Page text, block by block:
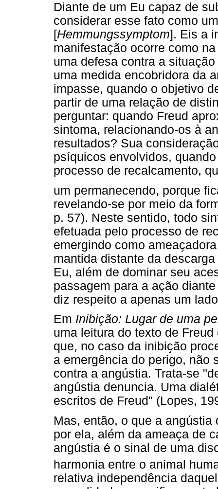
Diante de um Eu capaz de
considerar esse fato como
[Hemmungssymptom]. Eis a
manifestação ocorre como
uma defesa contra a
uma medida encobridora da
impasse, quando o objetivo
partir de uma relação de
perguntar: quando Freud
sintoma, relacionando-os à
resultados? Sua
psíquicos envolvidos,
processo de recalcamento,
um permanecendo, porque
revelando-se por meio da
p. 57). Neste sentido, todo
efetuada pelo processo de
emergindo como
mantida distante da
Eu, além de dominar seu
passagem para a ação
diz respeito a apenas um
Em Inibição: Lugar de uma
uma leitura do texto de
que, no caso da inibição
a emergência do perigo, não
contra a angústia. Trata-se
angústia denuncia. Uma
escritos de Freud" (Lopes,
Mas, então, o que a
por ela, além da ameaça de
angústia é o sinal de uma
harmonia entre o animal
relativa independência